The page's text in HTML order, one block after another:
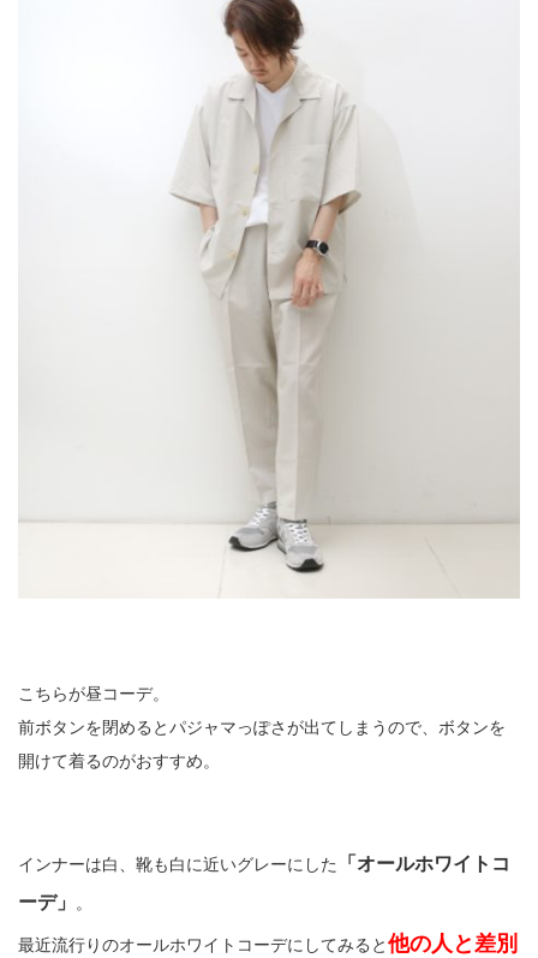
こちらが昼コーデ。
前ボタンを閉めるとパジャマっぽさが出てしまうので、ボタンを
開けて着るのがおすすめ。
インナーは白、靴も白に近いグレーにした
「オールホワイトコ
ーデ」 。
最近流行りのオールホワイトコーデにしてみると他の人と差別